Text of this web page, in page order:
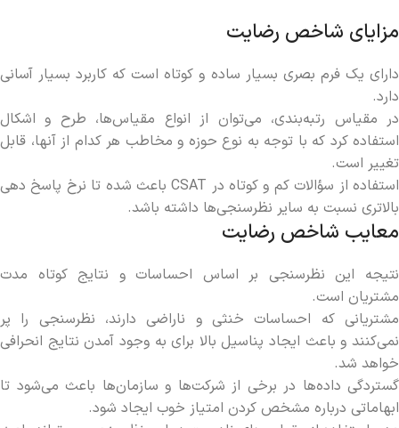
مزایای شاخص رضایت
دارای یک فرم بصری بسیار ساده و کوتاه است که کاربرد بسیار آسانی
دارد.
در مقیاس رتبه‌بندی، می‌توان از انواع مقیاس‌ها، طرح و اشکال
استفاده کرد که با توجه به نوع حوزه و مخاطب هر کدام از آنها، قابل
تغییر است.
استفاده از سؤالات کم و کوتاه در CSAT باعث شده تا نرخ پاسخ دهی
بالاتری نسبت به سایر نظرسنجی‌ها داشته باشد.
معایب شاخص رضایت
نتیجه این نظرسنجی بر اساس احساسات و نتایج کوتاه مدت
مشتریان است.
مشتریانی که احساسات خنثی و ناراضی دارند، نظرسنجی را پر
نمی‌کنند و باعث ایجاد پناسیل بالا برای به وجود آمدن نتایج انحرافی
خواهد شد.
گستردگی داده‌ها در برخی از شرکت‌ها و سازمان‌ها باعث می‌شود تا
ابهاماتی درباره مشخص کردن امتیاز خوب ایجاد شود.